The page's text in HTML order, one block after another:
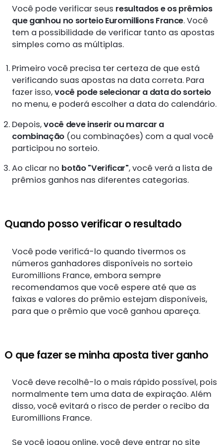
Você pode verificar seus resultados e os prêmios
que ganhou no sorteio Euromillions France. Você
tem a possibilidade de verificar tanto as apostas
simples como as múltiplas.
Primeiro você precisa ter certeza de que está
verificando suas apostas na data correta. Para
fazer isso,você pode selecionar a data do sorteio
no menu, e poderá escolher a data do calendário.
Depois,você deve inserir ou marcar a
combinação (ou combinações) com a qual você
participou no sorteio.
Ao clicar no botão "Verificar", você verá a lista de
prêmios ganhos nas diferentes categorias.
Quando posso verificar o resultado
Você pode verificá-lo quando tivermos os
números ganhadores disponíveis no sorteio
Euromillions France, embora sempre
recomendamos que você espere até que as
faixas e valores do prêmio estejam disponíveis,
para que o prêmio que você ganhou apareça.
O que fazer se minha aposta tiver ganho
Você deve recolhê-lo o mais rápido possível, pois
normalmente tem uma data de expiração. Além
disso, você evitará o risco de perder o recibo da
Euromillions France.
Se você jogou online, você deve entrar no site